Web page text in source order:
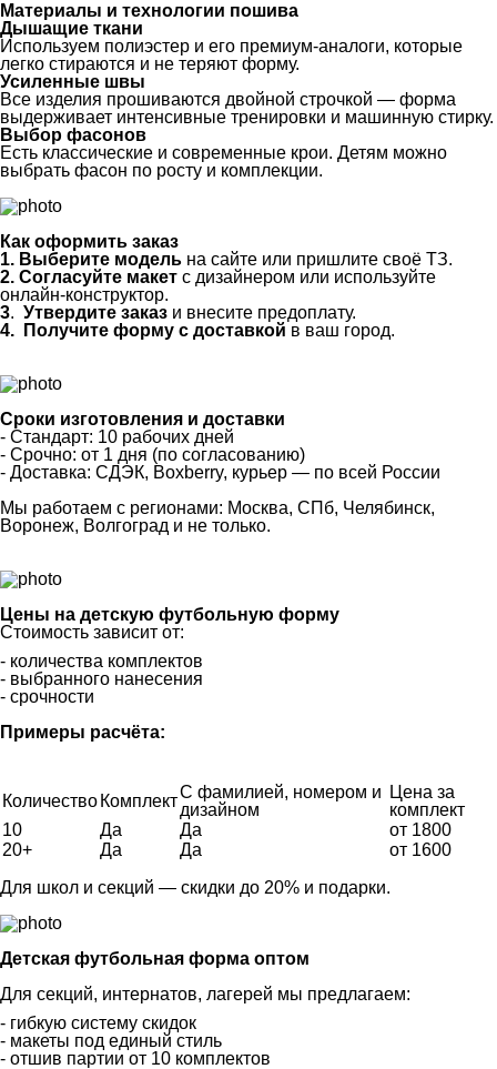
Материалы и технологии пошива
Дышащие ткани
Используем полиэстер и его премиум-аналоги, которые
легко стираются и не теряют форму.
Усиленные швы
Все изделия прошиваются двойной строчкой — форма
выдерживает интенсивные тренировки и машинную стирку.
Выбор фасонов
Есть классические и современные крои. Детям можно
выбрать фасон по росту и комплекции.
Как оформить заказ
1. Выберите модель на сайте или пришлите своё ТЗ.
2. Согласуйте макет с дизайнером или используйте
онлайн-конструктор.
3. Утвердите заказ и внесите предоплату.
4.
Получите форму с доставкой в ваш город.
Сроки изготовления и доставки
- Стандарт: 10 рабочих дней
- Срочно: от 1 дня (по согласованию)
- Доставка: СДЭК, Boxberry, курьер — по всей России
Мы работаем с регионами: Москва, СПб, Челябинск,
Воронеж, Волгоград и не только.
Цены на детскую футбольную форму
Стоимость зависит от:
- количества комплектов
- выбранного нанесения
- срочности
Примеры расчёта:
Количество КомплектС фамилией, номером и
дизайном
Цена за
комплект
10
Да Да
от 1800
20+
Да Да
от 1600
Для школ и секций — скидки до 20% и подарки.
Детская футбольная форма оптом
Для секций, интернатов, лагерей мы предлагаем:
- гибкую систему скидок
- макеты под единый стиль
- отшив партии от 10 комплектов